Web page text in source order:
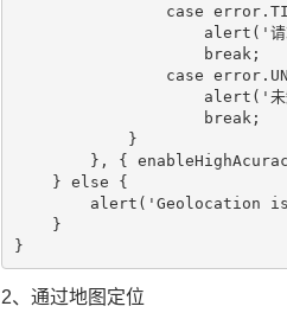
case
alert('请
                    break;
case
alert('未
                    break;
            }
}, {
    } else {
alert('Geolocation
    }
2、通过地图定位